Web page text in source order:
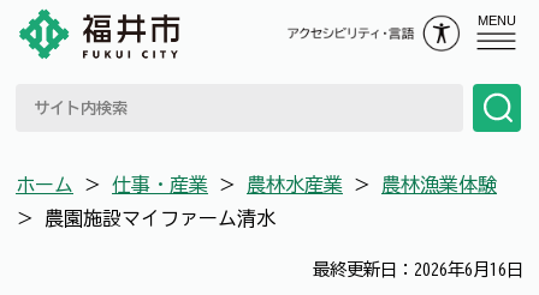
MENU
ホーム ＞ 仕事・産業 ＞ 農林水産業 ＞ 農林漁業体験
＞ 農園施設マイファーム清水
最終更新日：2026年6月16日